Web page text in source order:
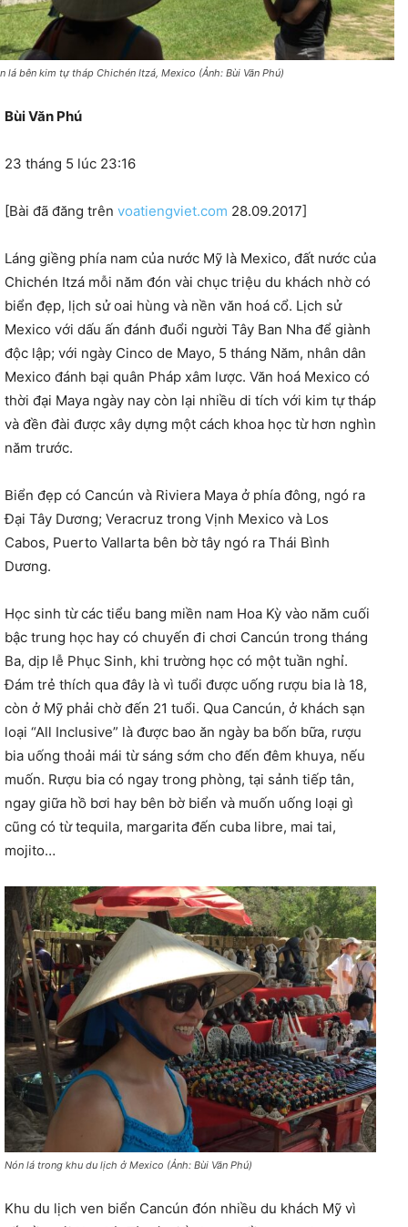
lá bên kim tự tháp Chichén Itzá, Mexico (Ảnh: Bùi Văn Phú)
Bùi Văn Phú
23 tháng 5 lúc 23:16
[Bài đã đăng trên voatiengviet.com 28.09.2017]
Láng giềng phía nam của nước Mỹ là Mexico, đất nước của
Chichén Itzá mỗi năm đón vài chục triệu du khách nhờ có
biển đẹp, lịch sử oai hùng và nền văn hoá cổ. Lịch sử
Mexico với dấu ấn đánh đuổi người Tây Ban Nha để giành
độc lập; với ngày Cinco de Mayo, 5 tháng Năm, nhân dân
Mexico đánh bại quân Pháp xâm lược. Văn hoá Mexico có
thời đại Maya ngày nay còn lại nhiều di tích với kim tự tháp
và đền đài được xây dựng một cách khoa học từ hơn nghìn
năm trước.
Biển đẹp có Cancún và Riviera Maya ở phía đông, ngó ra
Đại Tây Dương; Veracruz trong Vịnh Mexico và Los
Cabos, Puerto Vallarta bên bờ tây ngó ra Thái Bình
Dương.
Học sinh từ các tiểu bang miền nam Hoa Kỳ vào năm cuối
bậc trung học hay có chuyến đi chơi Cancún trong tháng
Ba, dịp lễ Phục Sinh, khi trường học có một tuần nghỉ.
Đám trẻ thích qua đây là vì tuổi được uống rượu bia là 18,
còn ở Mỹ phải chờ đến 21 tuổi. Qua Cancún, ở khách sạn
loại “All Inclusive” là được bao ăn ngày ba bốn bữa, rượu
bia uống thoải mái từ sáng sớm cho đến đêm khuya, nếu
muốn. Rượu bia có ngay trong phòng, tại sảnh tiếp tân,
ngay giữa hồ bơi hay bên bờ biển và muốn uống loại gì
cũng có từ tequila, margarita đến cuba libre, mai tai,
mojito…
Nón lá trong khu du lịch ở Mexico (Ảnh: Bùi Văn Phú)
Khu du lịch ven biển Cancún đón nhiều du khách Mỹ vì